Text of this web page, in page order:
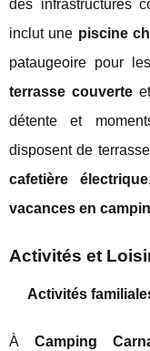
des infrastructures
inclut une piscine
pataugeoire pour
terrasse couverte
détente et
disposent de
cafetière électrique
vacances en
Activités et
Activités
À Camping